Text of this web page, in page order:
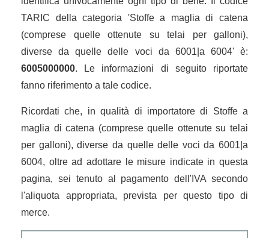
TARIC della categoria 'Stoffe a maglia di catena
(comprese quelle ottenute su telai per galloni),
diverse da quelle delle voci da 6001|a 6004' è:
6005000000. Le informazioni di seguito riportate
fanno riferimento a tale codice.
Ricordati che, in qualità di importatore di Stoffe a
maglia di catena (comprese quelle ottenute su telai
per galloni), diverse da quelle delle voci da 6001|a
6004, oltre ad adottare le misure indicate in questa
pagina, sei tenuto al pagamento dell'IVA secondo
l'aliquota appropriata, prevista per questo tipo di
merce.